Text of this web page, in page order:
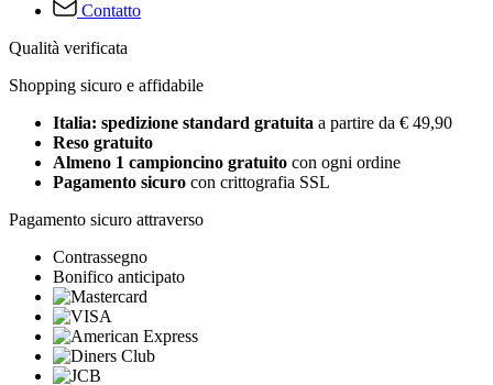
Contatto
Qualità verificata
Shopping sicuro e affidabile
Italia: spedizione standard gratuita a partire da € 49,90
Reso gratuito
Almeno 1 campioncino gratuito con ogni ordine
Pagamento sicuro con crittografia SSL
Pagamento sicuro attraverso
Contrassegno
Bonifico anticipato